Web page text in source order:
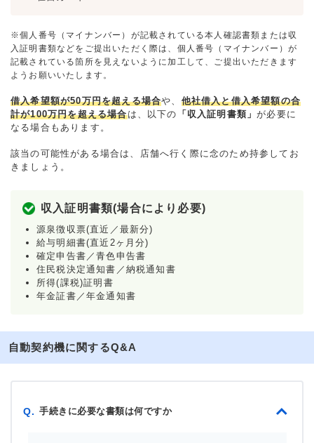
※個人番号（マイナンバー）が記載されている本人確認書類または収
入証明書類などをご提出いただく際は、個人番号（マイナンバー）が
記載されている箇所を見えないように加工して、ご提出いただきます
ようお願いいたします。
借入希望額が50万円を超える場合や、 他社借入と借入希望額の合
計が100万円を超える場合は、以下の 「収入証明書類」が必要に
なる場合もあります。
該当の可能性がある場合は、店舗へ行く際に念のため持参してお
きましょう。
収入証明書類(場合により必要)
源泉徴収票(直近／最新分)
給与明細書(直近2ヶ月分)
確定申告書／青色申告書
住民税決定通知書／納税通知書
所得(課税)証明書
年金証書／年金通知書
自動契約機に関するQ&A
Q. 手続きに必要な書類は何ですか